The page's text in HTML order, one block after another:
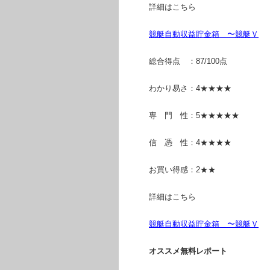
詳細はこちら
競艇自動収益貯金箱 〜競艇Ｖ
総合得点 ：87/100点
わかり易さ：4★★★★
専 門 性：5★★★★★
信 憑 性：4★★★★
お買い得感：2★★
詳細はこちら
競艇自動収益貯金箱 〜競艇Ｖ
オススメ無料レポート